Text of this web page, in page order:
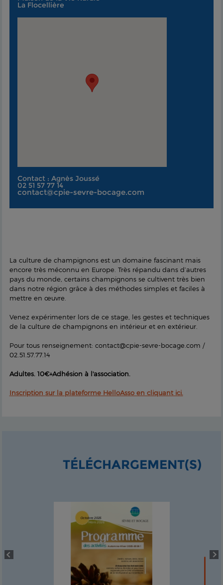
La Flocellière
Contact : Agnès Joussé
02 51 57 77 14
contact@cpie-sevre-bocage.com
La culture de champignons est un domaine fascinant mais
encore très méconnu en Europe. Très répandu dans d’autres
pays du monde, certains champignons se cultivent très bien
dans notre région grâce à des méthodes simples et faciles à
mettre en œuvre.
Venez expérimenter lors de ce stage, les gestes et techniques
de la culture de champignons en intérieur et en extérieur.
Pour tous renseignement: contact@cpie-sevre-bocage.com /
02.51.57.77.14
Adultes. 10€+Adhésion à l'association.
Inscription sur la plateforme HelloAsso en cliquant ici.
TÉLÉCHARGEMENT(S)